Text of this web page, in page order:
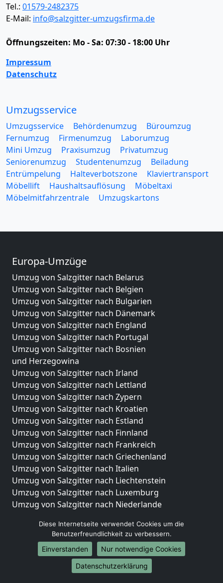
Tel.: 01579-2482375
E-Mail: info@salzgitter-umzugsfirma.de
Öffnungszeiten: Mo - Sa: 07:30 - 18:00 Uhr
Impressum
Datenschutz
Umzugsservice
Umzugsservice Behördenumzug
Büroumzug
Fernumzug
Firmenumzug
Laborumzug
Mini Umzug
Praxisumzug
Privatumzug
Seniorenumzug
Studentenumzug
Beiladung
Entrümpelung
Halteverbotszone
Klaviertransport
Möbellift
Haushaltsauflösung
Möbeltaxi
Möbelmitfahrzentrale
Umzugskartons
Europa-Umzüge
Umzug von Salzgitter nach Belarus
Umzug von Salzgitter nach Belgien
Umzug von Salzgitter nach Bulgarien
Umzug von Salzgitter nach Dänemark
Umzug von Salzgitter nach England
Umzug von Salzgitter nach Portugal
Umzug von Salzgitter nach Bosnien
und Herzegowina
Umzug von Salzgitter nach Irland
Umzug von Salzgitter nach Lettland
Umzug von Salzgitter nach Zypern
Umzug von Salzgitter nach Kroatien
Umzug von Salzgitter nach Estland
Umzug von Salzgitter nach Finnland
Umzug von Salzgitter nach Frankreich
Umzug von Salzgitter nach Griechenland
Umzug von Salzgitter nach Italien
Umzug von Salzgitter nach Liechtenstein
Umzug von Salzgitter nach Luxemburg
Umzug von Salzgitter nach Niederlande
Umzüge-Deutschlandweit
Umzug von Salzgitter nach Berlin
Umzug von Salzgitter nach Hamburg
Umzug von Salzgitter nach München
Diese Internetseite verwendet Cookies um die
Benutzerfreundlichkeit zu verbessern.
Einverstanden
Nur notwendige Cookies
Datenschutzerklärung